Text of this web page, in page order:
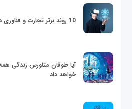
10 روند برتر تجارت و فناوری در سال 2022
آیا طوفان متاورس زندگی
خواهد داد